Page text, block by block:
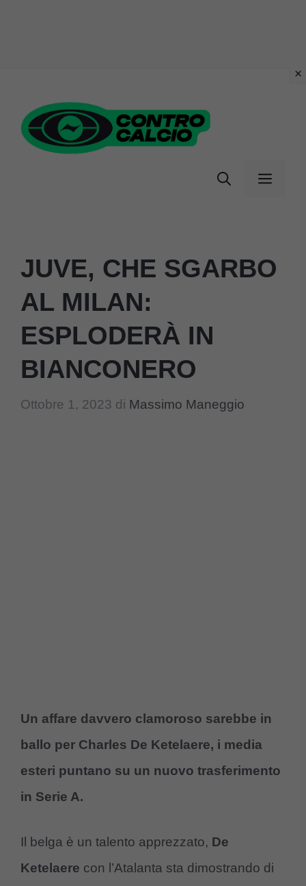
contenuto
Menu
JUVE, CHE SGARBO
AL MILAN:
ESPLODERÀ IN
BIANCONERO
Ottobre 1, 2023 di Massimo Maneggio
Un affare davvero clamoroso sarebbe in
ballo per Charles De Ketelaere, i media
esteri puntano su un nuovo trasferimento
in Serie A.
Il belga è un talento apprezzato, De
Ketelaere con l’Atalanta sta dimostrando di